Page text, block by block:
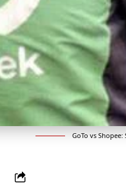
GoTo vs